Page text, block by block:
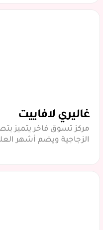
غاليري لافاييت
مركز تسوق فاخر يتميز
الزجاجية ويضم أشهر